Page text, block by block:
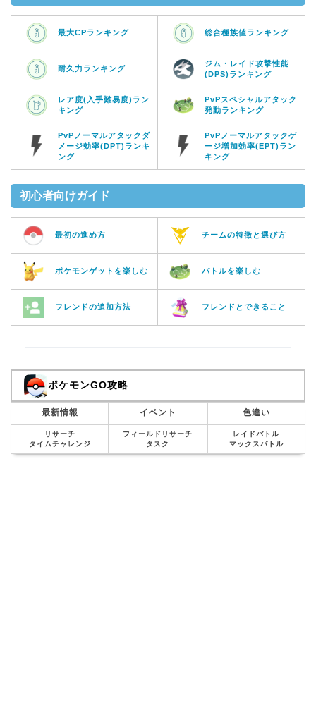
最大CPランキング 総合種族値ランキング
耐久力ランキング
ジム・レイド攻撃性能
(DPS)ランキング
レア度(入手難易度)ラン
キング
PvPスペシャルアタック
発動ランキング
PvPノーマルアタックダ
メージ効率(DPT)ランキ
ング
PvPノーマルアタックゲ
ージ増加効率(EPT)ラン
キング
初心者向けガイド
最初の進め方 チームの特徴と選び方
ポケモンゲットを楽しむ バトルを楽しむ
フレンドの追加方法 フレンドとできること
ポケモンGO攻略
最新情報 イベント 色違い
リサーチ
タイムチャレンジ
フィールドリサーチ
タスク
レイドバトル
マックスバトル